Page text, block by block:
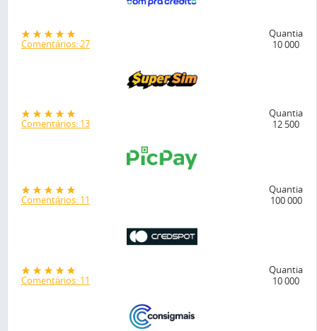
Comentários: 27
Quantia
10 000
Comentários: 13
Quantia
12 500
Comentários: 11
Quantia
100 000
Comentários: 11
Quantia
10 000